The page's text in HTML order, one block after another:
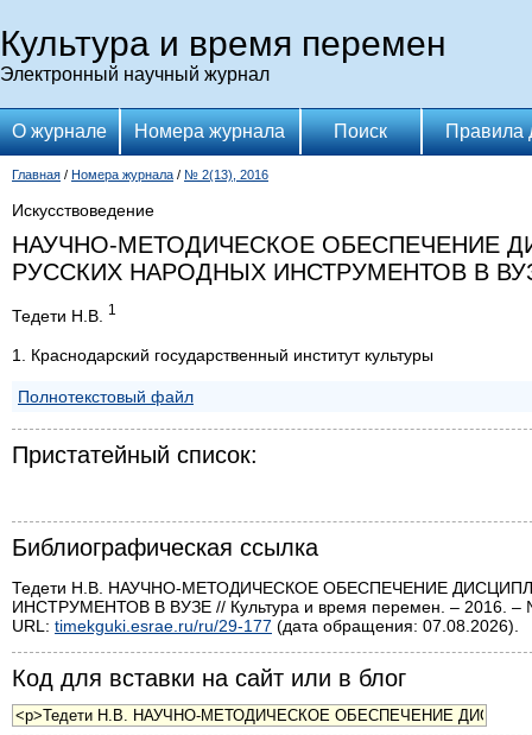
Культура и время перемен
Электронный научный журнал
О журнале Номера журнала Поиск Правила
Главная / Номера журнала / № 2(13), 2016
Искусствоведение
НАУЧНО-МЕТОДИЧЕСКОЕ ОБЕСПЕЧЕНИЕ
РУССКИХ НАРОДНЫХ ИНСТРУМЕНТОВ В
Тедети Н.В. 1
1. Краснодарский государственный институт культуры
Полнотекстовый файл
Пристатейный список:
Библиографическая ссылка
Тедети Н.В. НАУЧНО-МЕТОДИЧЕСКОЕ ОБЕСПЕЧЕНИЕ
ИНСТРУМЕНТОВ В ВУЗЕ // Культура и время перемен. – 2016. –
URL: timekguki.esrae.ru/ru/29-177 (дата обращения: 07.08.2026).
Код для вставки на сайт или в блог